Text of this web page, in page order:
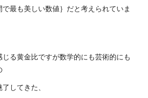
最も美しい数値｝だと考えられていま
じる黄金比ですが数学的にも芸術的にも
してきた、